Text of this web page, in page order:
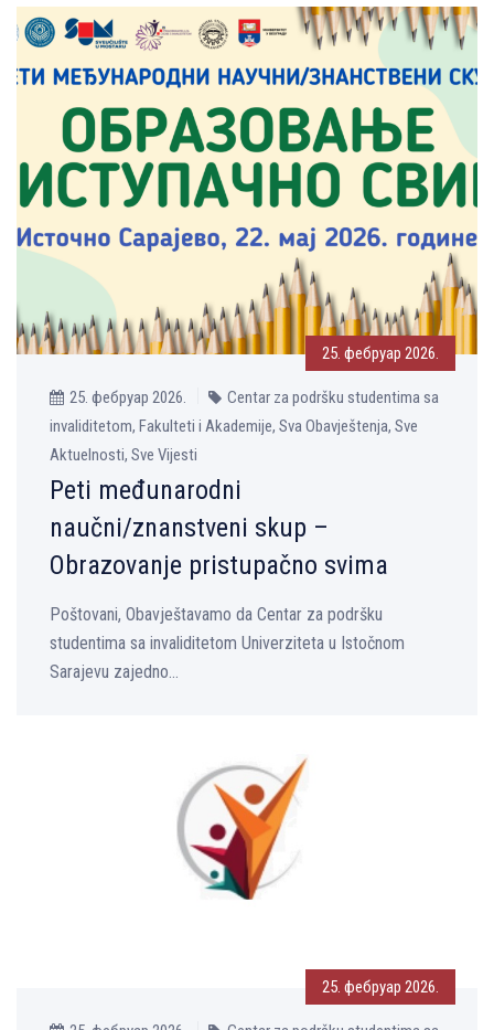
25. фебруар 2026.
25. фебруар 2026.
Centar za podršku studentima sa
invaliditetom, Fakulteti i Akademije, Sva Obavještenja, Sve
Aktuelnosti, Sve Vijesti
Peti međunarodni
naučni/znanstveni skup –
Obrazovanje pristupačno svima
Poštovani, Obavještavamo da Centar za podršku
studentima sa invaliditetom Univerziteta u Istočnom
Sarajevu zajedno...
25. фебруар 2026.